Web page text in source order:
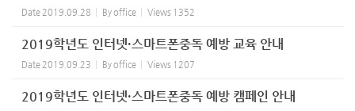
Date 2019.09.28 Byoffice Views 1352
2019학년도 인터넷·스마트폰중독 예방 교육 안내
Date 2019.09.23 Byoffice Views 1207
2019학년도 인터넷·스마트폰중독 예방 캠페인 안내